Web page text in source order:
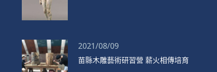
2021/08/09
苗縣木雕藝術研習營 薪火相傳培育